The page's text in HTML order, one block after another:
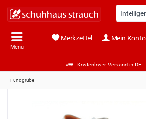
Kostenloser Versand in DE
Menü
Merkzettel Mein Konto
Fundgrube